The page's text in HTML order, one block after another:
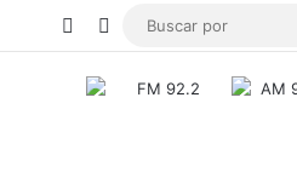
Publicación al azar
Switch skin